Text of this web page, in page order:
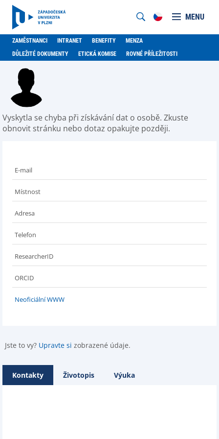
MENU
ZAMĚSTNANCI INTRANET BENEFITY
MENZA
DŮLEŽITÉ DOKUMENTY
ETICKÁ KOMISE ROVNÉ PŘÍLEŽITOSTI
Vyskytla se chyba při získávání dat o osobě. Zkuste
obnovit stránku nebo dotaz opakujte později.
E-mail
Místnost
Adresa
Telefon
ResearcherID
ORCID
Neoficiální WWW
Jste to vy? Upravte si zobrazené údaje.
Kontakty Životopis Výuka